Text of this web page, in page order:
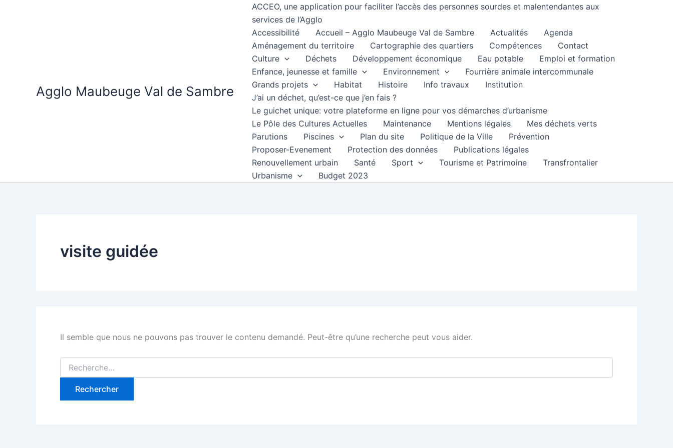
Agglo Maubeuge Val de Sambre
ACCEO, une application pour faciliter l’accès des personnes sourdes et malentendantes aux
services de l’Agglo
Accessibilité
Accueil – Agglo Maubeuge Val de Sambre Actualités
Agenda
Aménagement du territoire
Cartographie des quartiers Compétences
Contact
Culture
Déchets Développement économique Eau potable
Emploi et formation
Enfance, jeunesse et famille
Environnement
Fourrière animale intercommunale
Grands projets
Habitat Histoire Info travaux
Institution
J’ai un déchet, qu’est-ce que j’en fais ?
Le guichet unique: votre plateforme en ligne pour vos démarches d’urbanisme
Le Pôle des Cultures Actuelles
Maintenance Mentions légales
Mes déchets verts
Parutions
Piscines Plan du site Politique de la Ville
Prévention
Proposer-Evenement
Protection des données
Publications légales
Renouvellement urbain
Santé Sport Tourisme et Patrimoine
Transfrontalier
Urbanisme
Budget 2023
visite guidée
Il semble que nous ne pouvons pas trouver le contenu demandé. Peut-être qu’une recherche peut vous aider.
Rechercher :